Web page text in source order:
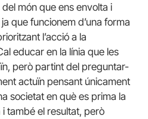
món que ens envolta i
que funcionem d’una forma
l’acció a la
educar en la línia que les
però partint del preguntar-
actuïn pensant únicament
societat en què es prima la
també el resultat, però